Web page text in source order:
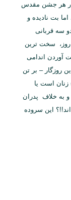
در هر جشن مقدس
بت نادیده و
سه قربانی
روز، سخت ترین
آوردن اندامی
روزگار – بر تن
زنان است یا
و به خلاف پدران
این سروده